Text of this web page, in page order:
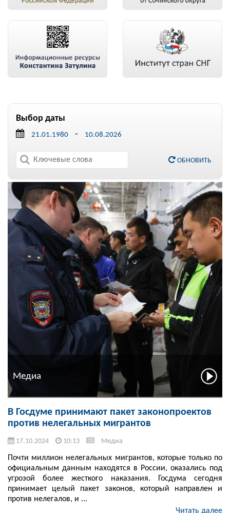
Выбор даты
-
ОБНОВИТЬ
Медиа
В Госдуме принимают пакет законопроектов
против нелегальных мигрантов
17.10.2024 10:13 Медиа
Почти миллион нелегальных мигрантов, которые только по
официальным данным находятся в России, оказались под
угрозой более жесткого наказания. Госдума сегодня
принимает целый пакет законов, который направлен и
против нелегалов, и ...
Читать далее